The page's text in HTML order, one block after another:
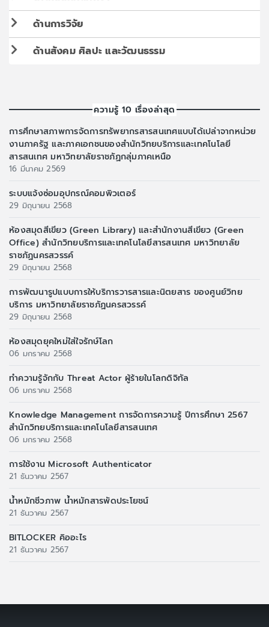
ด้านการวิจัย
ด้านสังคม ศิลปะ และวัฒนธรรม
ความรู้ 10 เรื่องล่าสุด
การศึกษาสภาพการจัดการทรัพยากรสารสนเทศแบบได้เปล่าจากหน่วย
งานภาครัฐ และภาคเอกชนของสำนักวิทยบริการและเทคโนโลยี
สารสนเทศ มหาวิทยาลัยราชภัฏกลุ่มภาคเหนือ
16 มีนาคม 2569
ระบบแจ้งซ่อมอุปกรณ์คอมพิวเตอร์
29 มิถุนายน 2568
ห้องสมุดสีเขียว (Green Library) และสำนักงานสีเขียว (Green
Office) สำนักวิทยบริการและเทคโนโลยีสารสนเทศ มหาวิทยาลัย
ราชภัฏนครสวรรค์
29 มิถุนายน 2568
การพัฒนารูปแบบการให้บริการวารสารและนิตยสาร ของศูนย์วิทย
บริการ มหาวิทยาลัยราชภัฏนครสวรรค์
29 มิถุนายน 2568
ห้องสมุดยุคใหม่ใส่ใจรักษ์โลก
06 มกราคม 2568
ทำความรู้จักกับ Threat Actor ผู้ร้ายในโลกดิจิทัล
06 มกราคม 2568
Knowledge Management การจัดการความรู้ ปีการศึกษา 2567
สำนักวิทยบริการและเทคโนโลยีสารสนเทศ
06 มกราคม 2568
การใช้งาน Microsoft Authenticator
21 ธันวาคม 2567
น้ำหมักชีวภาพ น้ำหมักสารพัดประโยชน์
21 ธันวาคม 2567
BITLOCKER คิออะไร
21 ธันวาคม 2567